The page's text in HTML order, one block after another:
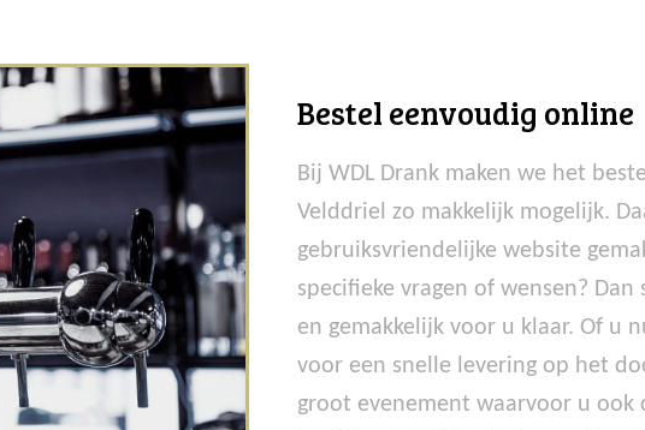
Bestel eenvoudig online
Bij WDL Drank maken we het
Velddriel zo makkelijk mogelijk.
gebruiksvriendelijke website
specifieke vragen of wensen?
en gemakkelijk voor u klaar. Of u
voor een snelle levering op het
groot evenement waarvoor u